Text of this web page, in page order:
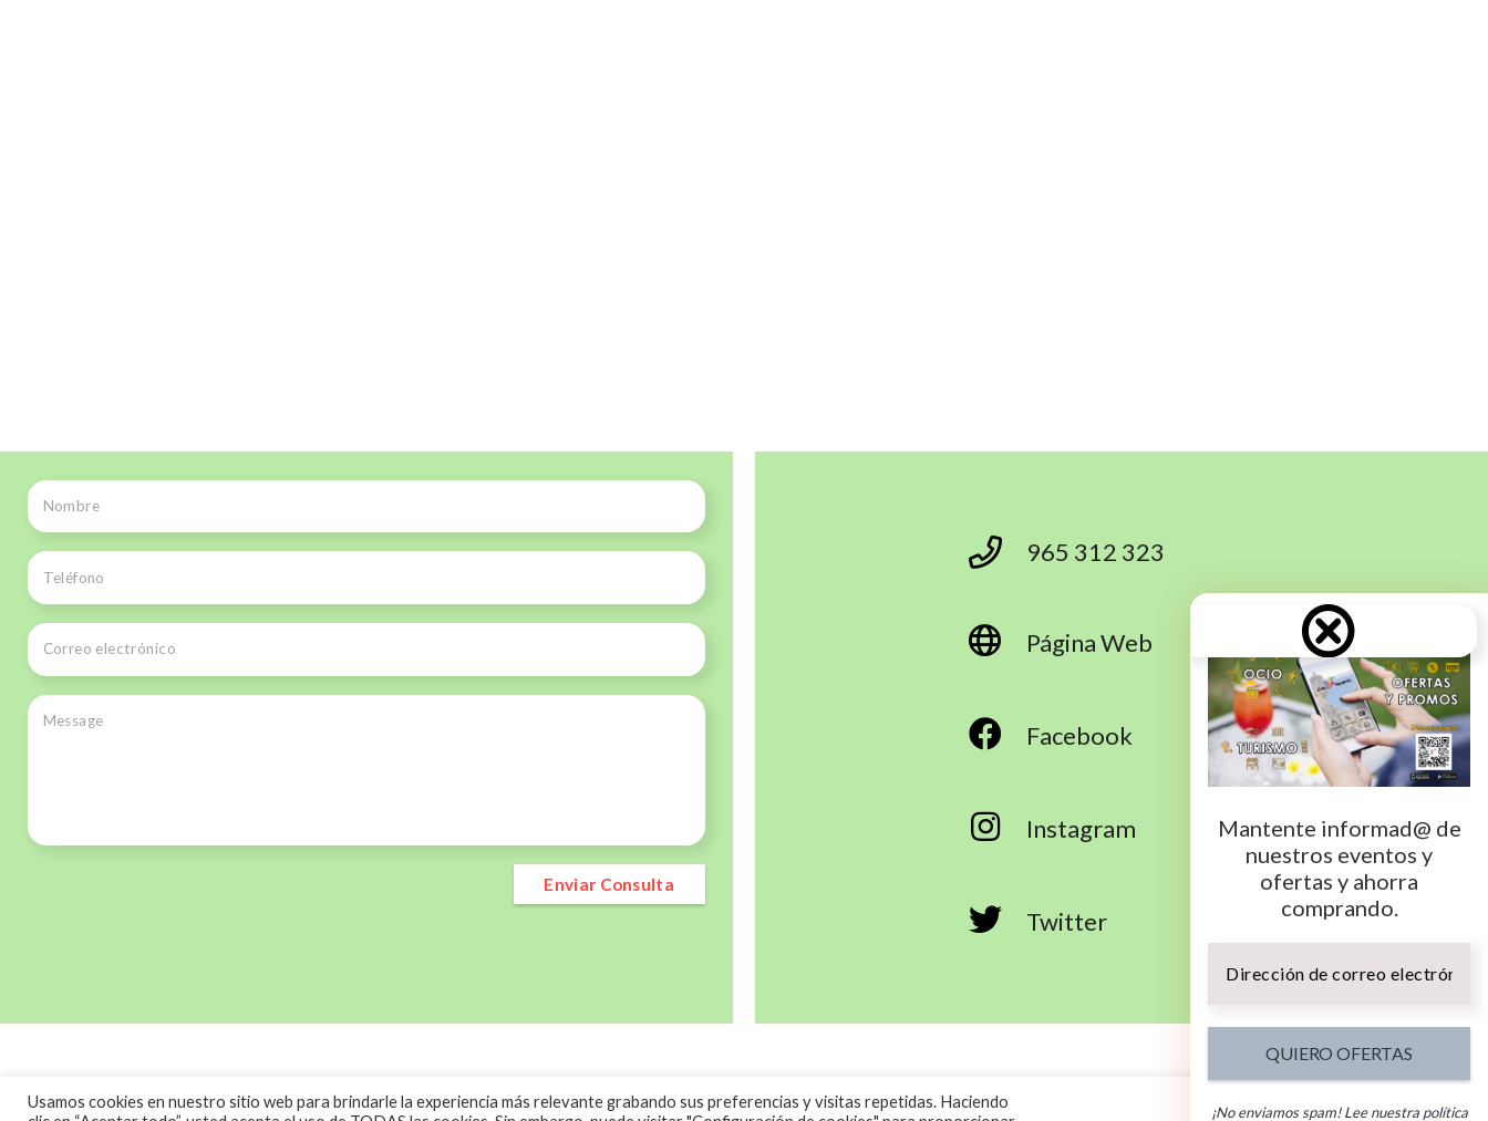
Enviar Consulta
965 312 323
Página Web
Facebook
Instagram
Twitter
Mantente informad@ de
nuestros eventos y
ofertas y ahorra
comprando.
de
¡No enviamos spam! Lee nuestra política
AledaSoft
Política de Privacidad
Aviso Legal
Usamos cookies en nuestro sitio web para brindarle la experiencia más relevante grabando sus preferencias y visitas repetidas. Haciendo